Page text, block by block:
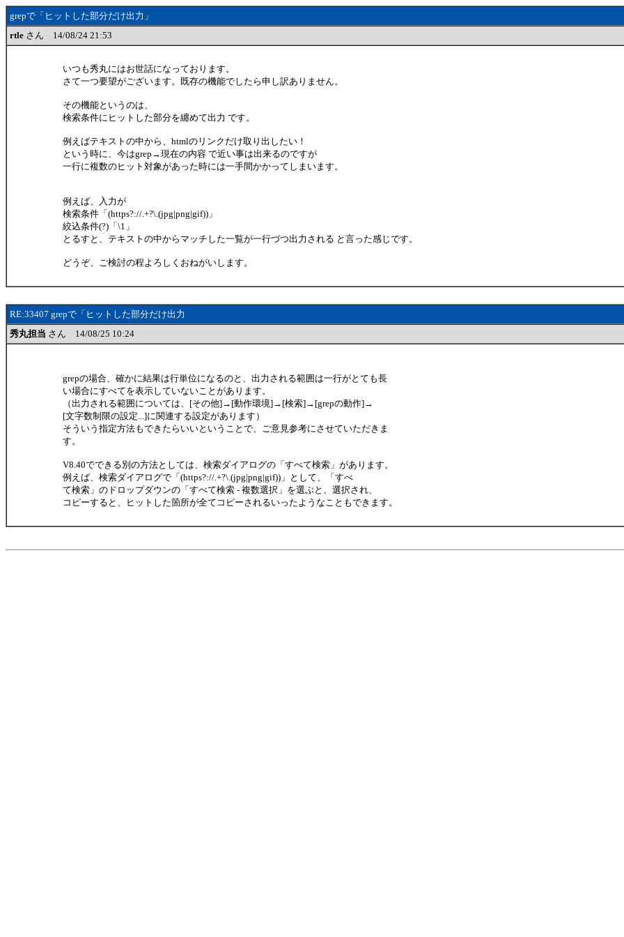
grepで「ヒットした部分だけ出力」
rtle さん 14/08/24 21:53
いつも秀丸にはお世話になっております。
さて一つ要望がございます。既存の機能でしたら申し訳ありません。
その機能というのは、
検索条件にヒットした部分を纏めて出力 です。
例えばテキストの中から、htmlのリンクだけ取り出したい！
という時に、今はgrep→現在の内容 で近い事は出来るのですが
一行に複数のヒット対象があった時には一手間かかってしまいます。
例えば、入力が
検索条件「(https?://.+?\.(jpg|png|gif))」
絞込条件(?)「\1」
とるすと、テキストの中からマッチした一覧が一行づつ出力される と言った感じです。
どうぞ、ご検討の程よろしくおねがいします。
RE:33407 grepで「ヒットした部分だけ出力
秀丸担当 さん 14/08/25 10:24
grepの場合、確かに結果は行単位になるのと、出力される範囲は一行がとても長
い場合にすべてを表示していないことがあります。
（出力される範囲については、[その他]→[動作環境]→[検索]→[grepの動作]→
[文字数制限の設定...]に関連する設定があります）
そういう指定方法もできたらいいということで、ご意見参考にさせていただきま
す。
V8.40でできる別の方法としては、検索ダイアログの「すべて検索」があります。
例えば、検索ダイアログで「(https?://.+?\.(jpg|png|gif))」として、「すべ
て検索」のドロップダウンの「すべて検索 - 複数選択」を選ぶと、選択され、
コピーすると、ヒットした箇所が全てコピーされるいったようなこともできます。